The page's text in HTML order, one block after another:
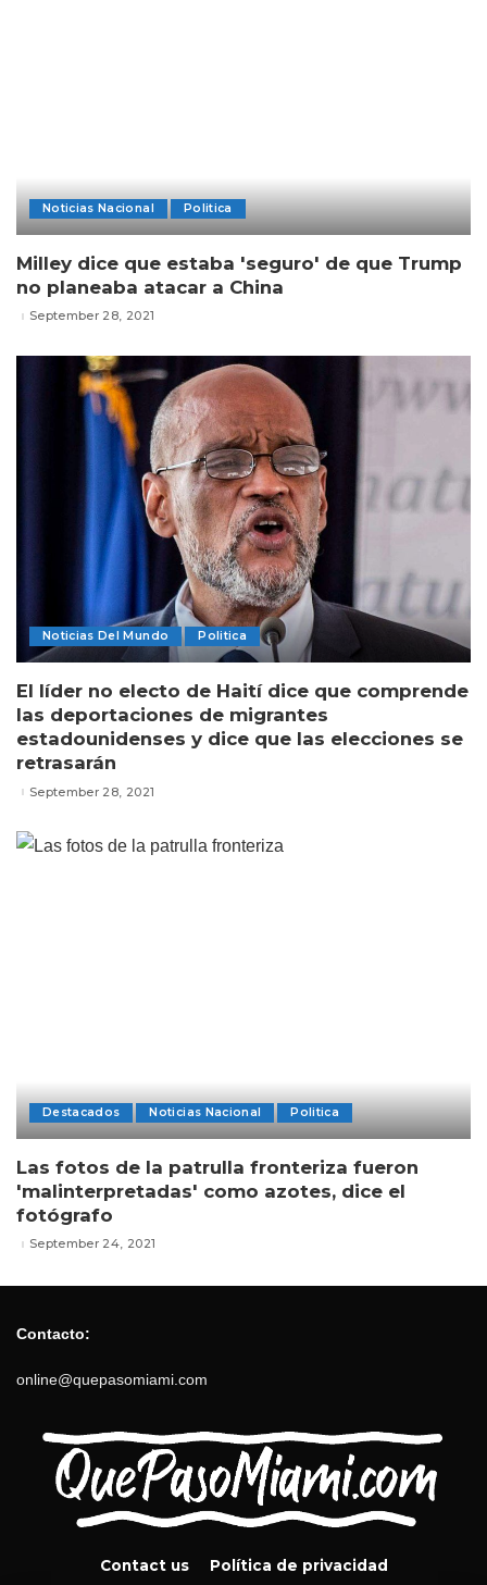
Noticias Nacional Politica
Milley dice que estaba 'seguro' de que Trump
no planeaba atacar a China
September 28, 2021
Noticias Del Mundo Politica
El líder no electo de Haití dice que comprende
las deportaciones de migrantes
estadounidenses y dice que las elecciones se
retrasarán
September 28, 2021
Destacados Noticias Nacional Politica
Las fotos de la patrulla fronteriza fueron
'malinterpretadas' como azotes, dice el
fotógrafo
September 24, 2021
Contacto:
online@quepasomiami.com
Contact us Política de privacidad